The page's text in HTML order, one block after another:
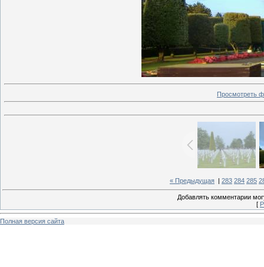
Просмотреть
« Предыдущая 283 284 285
Добавлять комментарии
[
Полная версия сайта